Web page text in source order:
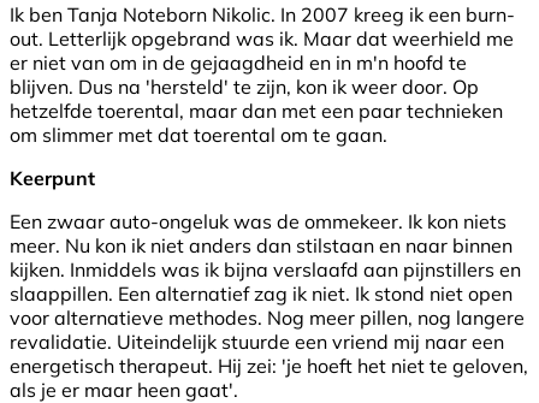
Ik ben Tanja Noteborn Nikolic. In 2007 kreeg ik een burn-
out. Letterlijk opgebrand was ik. Maar dat weerhield me
er niet van om in de gejaagdheid en in m'n hoofd te
blijven. Dus na 'hersteld' te zijn, kon ik weer door. Op
hetzelfde toerental, maar dan met een paar technieken
om slimmer met dat toerental om te gaan.
Keerpunt
Een zwaar auto-ongeluk was de ommekeer. Ik kon niets
meer. Nu kon ik niet anders dan stilstaan en naar binnen
kijken. Inmiddels was ik bijna verslaafd aan pijnstillers en
slaappillen. Een alternatief zag ik niet. Ik stond niet open
voor alternatieve methodes. Nog meer pillen, nog langere
revalidatie. Uiteindelijk stuurde een vriend mij naar een
energetisch therapeut. Hij zei: 'je hoeft het niet te geloven,
als je er maar heen gaat'.